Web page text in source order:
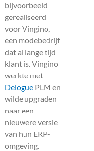
bijvoorbeeld
gerealiseerd
voor Vingino,
een modebedrijf
dat al lange tijd
klant is. Vingino
werkte met
Delogue PLM en
wilde upgraden
naar een
nieuwere versie
van hun ERP-
omgeving.